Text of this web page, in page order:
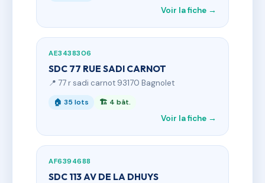
Voir la fiche →
AE3438306
SDC 77 RUE SADI CARNOT
📍 77 r sadi carnot 93170 Bagnolet
🏠 35 lots 🏗 4 bât.
Voir la fiche →
AF6394688
SDC 113 AV DE LA DHUYS